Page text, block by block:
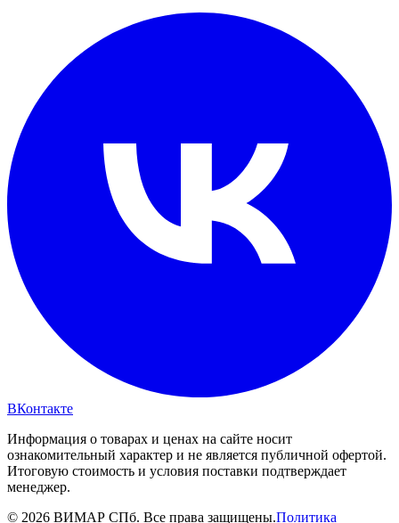
ВКонтакте
Информация о товарах и ценах на сайте носит
ознакомительный характер и не является публичной офертой.
Итоговую стоимость и условия поставки подтверждает
менеджер.
© 2026 ВИМАР СПб. Все права защищены.Политика